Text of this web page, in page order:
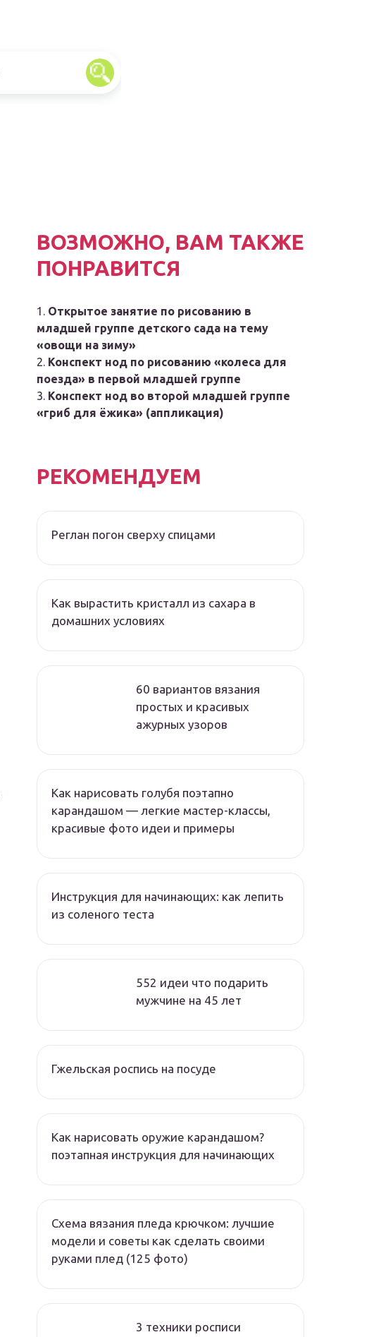
ВОЗМОЖНО, ВАМ ТАКЖЕ
ПОНРАВИТСЯ
Открытое занятие по рисованию в
младшей группе детского сада на тему
«овощи на зиму»
Конспект нод по рисованию «колеса для
поезда» в первой младшей группе
Конспект нод во второй младшей группе
«гриб для ёжика» (аппликация)
РЕКОМЕНДУЕМ
Реглан погон сверху спицами
Как вырастить кристалл из сахара в
домашних условиях
60 вариантов вязания
простых и красивых
ажурных узоров
Как нарисовать голубя поэтапно
карандашом — легкие мастер-классы,
красивые фото идеи и примеры
Инструкция для начинающих: как лепить
из соленого теста
552 идеи что подарить
мужчине на 45 лет
Гжельская роспись на посуде
Как нарисовать оружие карандашом?
поэтапная инструкция для начинающих
Схема вязания пледа крючком: лучшие
модели и советы как сделать своими
руками плед (125 фото)
3 техники росписи